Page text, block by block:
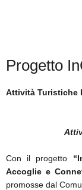
Progetto
Attività Turistiche
Con il progetto
Accoglie e
promosse dal